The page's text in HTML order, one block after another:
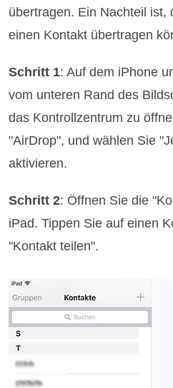
übertragen. Ein Nachteil ist,
einen Kontakt übertragen
Schritt 1: Auf dem iPhone
vom unteren Rand des
das Kontrollzentrum zu
"AirDrop", und wählen Sie
aktivieren.
Schritt 2: Öffnen Sie die
iPad. Tippen Sie auf einen
"Kontakt teilen".